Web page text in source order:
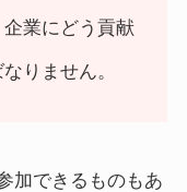
業にどう貢献
りません。
加できるものもあ